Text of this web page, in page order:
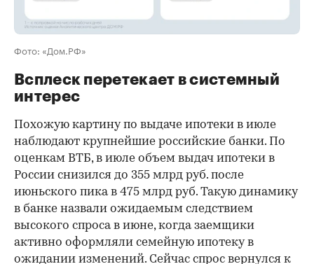
Фото: «Дом.РФ»
Всплеск перетекает в системный
интерес
Похожую картину по выдаче ипотеки в июле
наблюдают крупнейшие российские банки. По
оценкам ВТБ, в июле объем выдач ипотеки в
России снизился до 355 млрд руб. после
июньского пика в 475 млрд руб. Такую динамику
в банке назвали ожидаемым следствием
высокого спроса в июне, когда заемщики
активно оформляли семейную ипотеку в
ожидании изменений. Сейчас спрос вернулся к